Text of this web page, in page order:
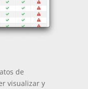
de
visualizar y